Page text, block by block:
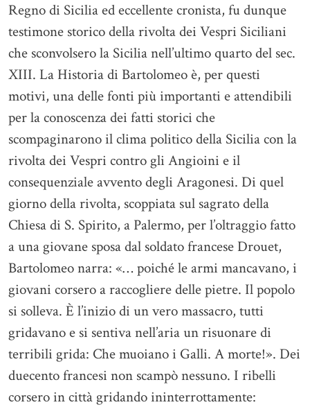
Regno di Sicilia ed eccellente cronista, fu dunque
testimone storico della rivolta dei Vespri Siciliani
che sconvolsero la Sicilia nell’ultimo quarto del sec.
XIII. La Historia di Bartolomeo è, per questi
motivi, una delle fonti più importanti e attendibili
per la conoscenza dei fatti storici che
scompaginarono il clima politico della Sicilia con la
rivolta dei Vespri contro gli Angioini e il
consequenziale avvento degli Aragonesi. Di quel
giorno della rivolta, scoppiata sul sagrato della
Chiesa di S. Spirito, a Palermo, per l’oltraggio fatto
a una giovane sposa dal soldato francese Drouet,
Bartolomeo narra: «… poiché le armi mancavano, i
giovani corsero a raccogliere delle pietre. Il popolo
si solleva. È l’inizio di un vero massacro, tutti
gridavano e si sentiva nell’aria un risuonare di
terribili grida: Che muoiano i Galli. A morte!». Dei
duecento francesi non scampò nessuno. I ribelli
corsero in città gridando ininterrottamente: